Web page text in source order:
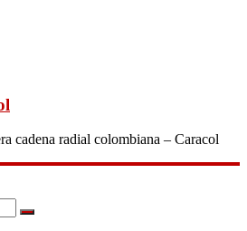
cadena radial colombiana – Caracol